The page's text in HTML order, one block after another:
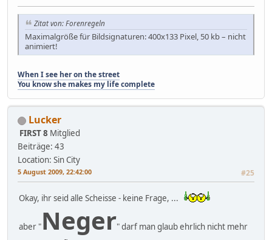
Zitat von: Forenregeln
Maximalgröße für Bildsignaturen: 400x133 Pixel, 50 kb – nicht
animiert!
When I see her on the street
You know she makes my life complete
Lucker
FIRST 8 Mitglied
Beiträge: 43
Location: Sin City
5 August 2009, 22:42:00 #25
Okay, ihr seid alle Scheisse - keine Frage, ...
aber "Neger" darf man glaub ehrlich nicht mehr